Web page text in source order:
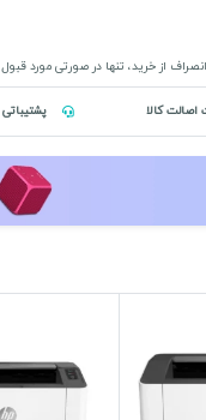
از خرید، تنها در صورتی مورد
اصالت کالا پشتیباتی 24/7